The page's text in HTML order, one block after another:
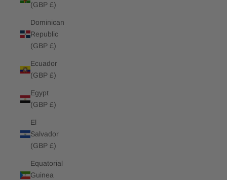
(GBP £)
Dominican
Republic
(GBP £)
Ecuador
(GBP £)
Egypt
(GBP £)
El
Salvador
(GBP £)
Equatorial
Guinea